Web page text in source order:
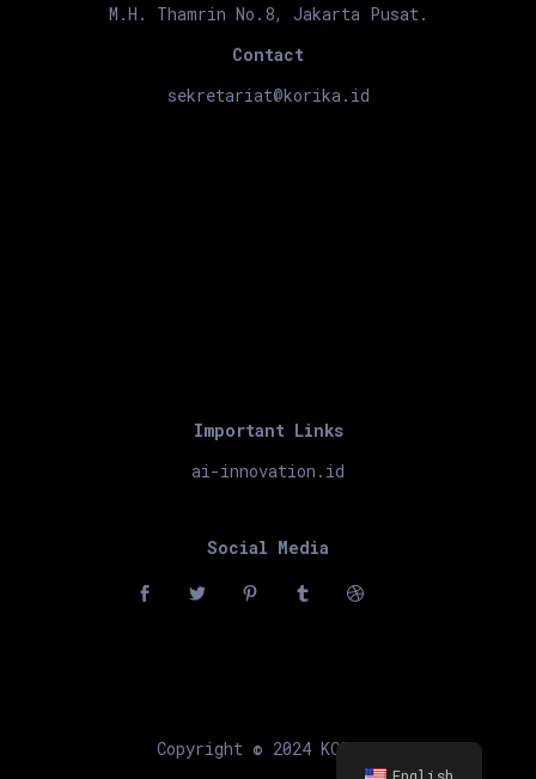
M.H. Thamrin No.8, Jakarta Pusat.
Contact
sekretariat@korika.id
Important Links
ai-innovation.id
Social Media
Copyright © 2024 KORIKA